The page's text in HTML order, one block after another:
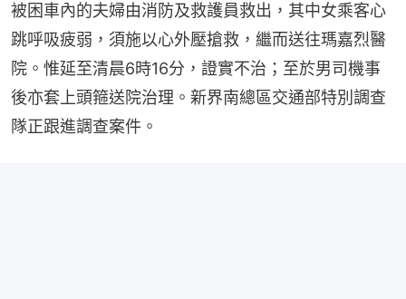
被困車內的夫婦由消防及救護員救出，其中女乘客心
跳呼吸疲弱，須施以心外壓搶救，繼而送往瑪嘉烈醫
院。惟延至清晨6時16分，證實不治；至於男司機事
後亦套上頭箍送院治理。新界南總區交通部特別調查
隊正跟進調查案件。